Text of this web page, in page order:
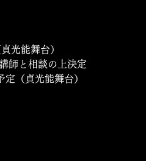
光能舞台）
師と相談の上決定
（貞光能舞台）